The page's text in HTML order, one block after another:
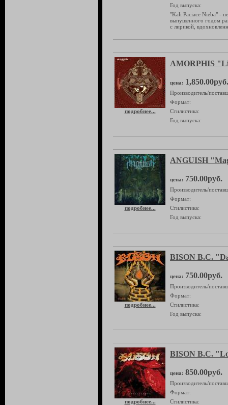
Год выпуска:
"Kali Pacіace Nіeba" -
выпущенного годом
с лирикой,
подробнее...
AMORPHIS
цена: 1,850.00руб.
Производитель/
Формат:
Стилистика:
Год выпуска:
подробнее...
ANGUISH
цена: 750.00руб.
Производитель/
Формат:
Стилистика:
Год выпуска:
подробнее...
BISON B.C.
цена: 750.00руб.
Производитель/
Формат:
Стилистика:
Год выпуска:
подробнее...
BISON B.C.
цена: 850.00руб.
Производитель/
Формат:
Стилистика: